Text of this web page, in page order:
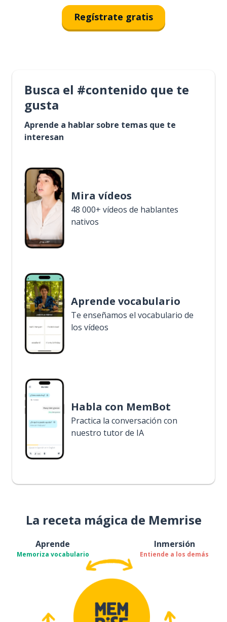
Regístrate gratis
Busca el #contenido que te
gusta
Aprende a hablar sobre temas que te
interesan
Mira vídeos
48 000+ vídeos de hablantes
nativos
Aprende vocabulario
Te enseñamos el vocabulario de
los vídeos
Habla con MemBot
Practica la conversación con
nuestro tutor de IA
La receta mágica de Memrise
Aprende
Memoriza vocabulario
Inmersión
Entiende a los demás